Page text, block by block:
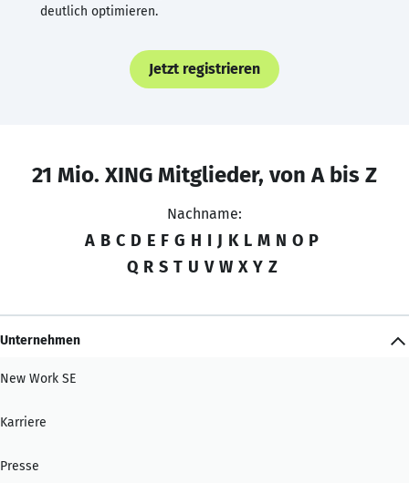
deutlich optimieren.
Jetzt registrieren
21 Mio. XING Mitglieder, von A bis Z
Nachname:
A B C D E F G H I J K L M N O P
Q R S T U V W X Y Z
Unternehmen
New Work SE
Karriere
Presse